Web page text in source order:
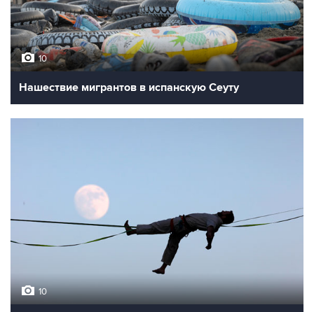
10
Нашествие мигрантов в испанскую Сеуту
10